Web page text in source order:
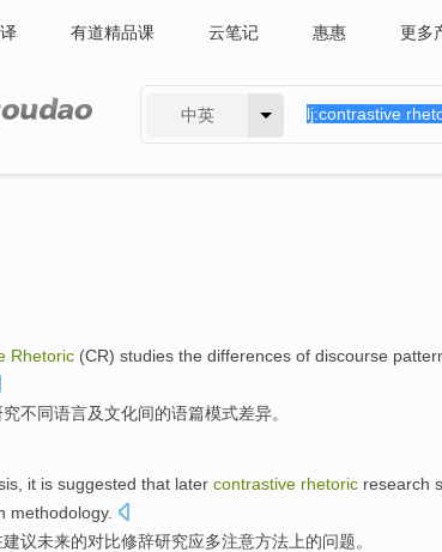
有道精品课 云笔记 惠惠 更多
中英
Rhetoric (CR) studies the differences of discourse
究不同语言及文化间的语篇模式差异。
it is suggested that later contrastive rhetoric research
methodology.
建议未来的对比修辞研究应多注意方法上的问题。